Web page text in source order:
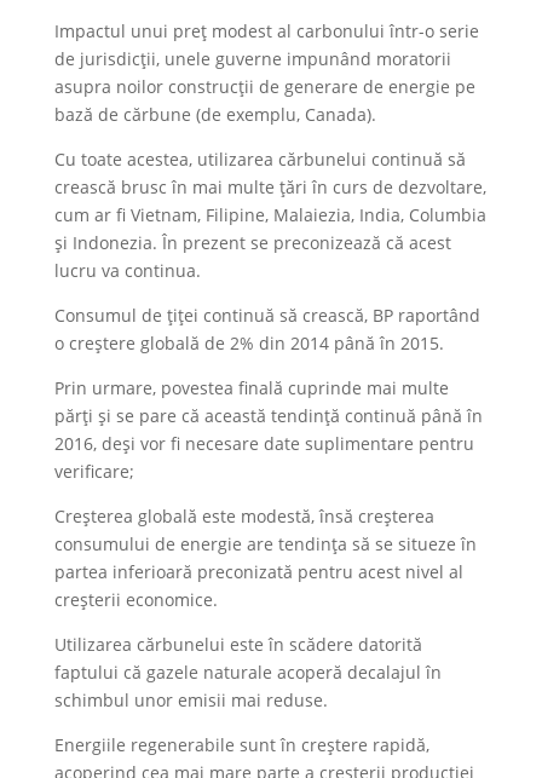
Impactul unui preț modest al carbonului într-o serie
de jurisdicții, unele guverne impunând moratorii
asupra noilor construcții de generare de energie pe
bază de cărbune (de exemplu, Canada).
Cu toate acestea, utilizarea cărbunelui continuă să
crească brusc în mai multe țări în curs de dezvoltare,
cum ar fi Vietnam, Filipine, Malaiezia, India, Columbia
și Indonezia. În prezent se preconizează că acest
lucru va continua.
Consumul de țiței continuă să crească, BP raportând
o creștere globală de 2% din 2014 până în 2015.
Prin urmare, povestea finală cuprinde mai multe
părți și se pare că această tendință continuă până în
2016, deși vor fi necesare date suplimentare pentru
verificare;
Creșterea globală este modestă, însă creşterea
consumului de energie are tendinţa să se situeze în
partea inferioară preconizată pentru acest nivel al
creșterii economice.
Utilizarea cărbunelui este în scădere datorită
faptului că gazele naturale acoperă decalajul în
schimbul unor emisii mai reduse.
Energiile regenerabile sunt în creștere rapidă,
acoperind cea mai mare parte a creșterii producției